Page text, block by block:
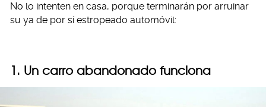
No lo intenten en casa, porque terminarán por arruinar
su ya de por sí estropeado automóvil:
1. Un carro abandonado funciona